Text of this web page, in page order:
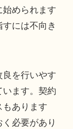
められます
には不向き
を行いやす
います。契約
もあります
必要があり